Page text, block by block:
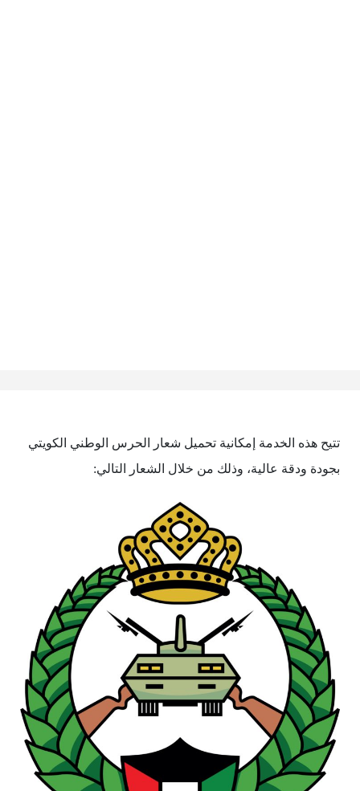
تتيح هذه الخدمة إمكانية تحميل شعار الحرس الوطني الكويتي
بجودة ودقة عالية، وذلك من خلال الشعار التالي: